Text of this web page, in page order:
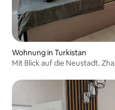
Wohnung in Turkistan
Mit Blick auf die Neustadt.